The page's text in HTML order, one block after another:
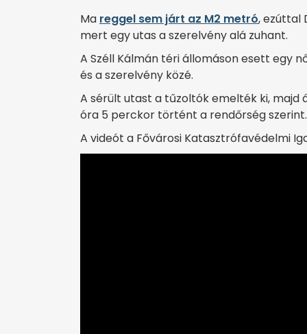
Ma reggel sem járt az M2 metró, ezúttal
mert egy utas a szerelvény alá zuhant.
A Széll Kálmán téri állomáson esett egy
és a szerelvény közé.
A sérült utast a tűzoltók emelték ki, majd
óra 5 perckor történt a rendőrség szerint.
A videót a Fővárosi Katasztrófavédelmi